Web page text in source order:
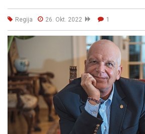
Regija 26. Okt. 2022 1